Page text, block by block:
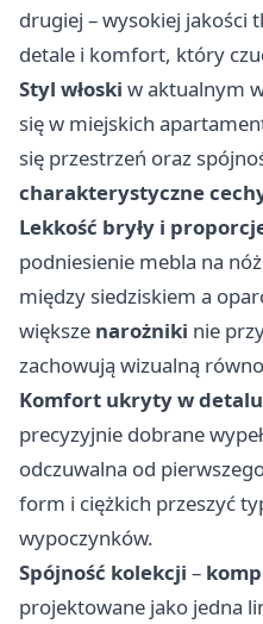
drugiej – wysokiej jakości
detale i komfort, który
Styl włoski w aktualnym
się w miejskich
się przestrzeń oraz
charakterystyczne
Lekkość bryły i
podniesienie mebla na
między siedziskiem a
większe narożniki nie
zachowują wizualną
Komfort ukryty w detalu
precyzyjnie dobrane
odczuwalna od
form i ciężkich przeszyć
wypoczynków.
Spójność kolekcji –
projektowane jako jedna